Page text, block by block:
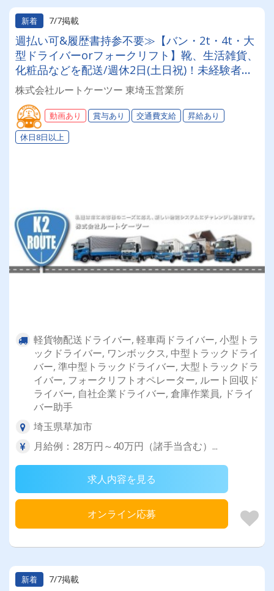
新着 7/7掲載
週払い可&履歴書持参不要≫【バン・2t・4t・大
型ドライバーorフォークリフト】靴、生活雑貨、
化粧品などを配送/週休2日(土日祝)！未経験者・
普通免許のみ大歓迎！大型免許取得時は50%費用
補助制度も有★インセン・賞与・勤続給・子ども
手当など待遇充実
株式会社ルートケーツー 東埼玉営業所
動画あり 賞与あり 交通費支給
昇給あり
休日8日以上
軽貨物配送ドライバー, 軽車両ドライバー, 小型トラ
ックドライバー, ワンボックス, 中型トラックドライ
バー, 準中型トラックドライバー, 大型トラックドラ
イバー, フォークリフトオペレーター, ルート回収ド
ライバー, 自社企業ドライバー, 倉庫作業員, ドライ
バー助手
埼玉県草加市
月給例：28万円～40万円（諸手当含む）...
求人内容を見る
オンライン応募
新着 7/7掲載